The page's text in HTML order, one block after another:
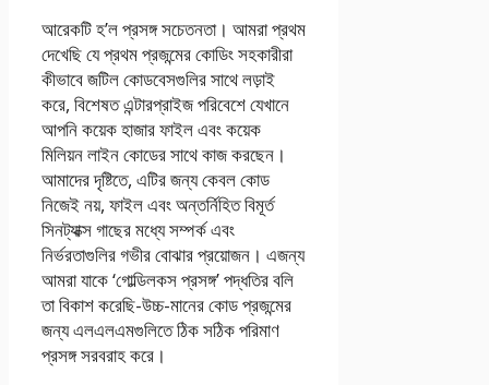
আরেকটি হ’ল প্রসঙ্গ সচেতনতা। আমরা প্রথম
দেখেছি যে প্রথম প্রজন্মের কোডিং সহকারীরা
কীভাবে জটিল কোডবেসগুলির সাথে লড়াই
করে, বিশেষত এন্টারপ্রাইজ পরিবেশে যেখানে
আপনি কয়েক হাজার ফাইল এবং কয়েক
মিলিয়ন লাইন কোডের সাথে কাজ করছেন।
আমাদের দৃষ্টিতে, এটির জন্য কেবল কোড
নিজেই নয়, ফাইল এবং অন্তর্নিহিত বিমূর্ত
সিনট্যাক্স গাছের মধ্যে সম্পর্ক এবং
নির্ভরতাগুলির গভীর বোঝার প্রয়োজন। এজন্য
আমরা যাকে ‘গোল্ডিলকস প্রসঙ্গ’ পদ্ধতির বলি
তা বিকাশ করেছি-উচ্চ-মানের কোড প্রজন্মের
জন্য এলএলএমগুলিতে ঠিক সঠিক পরিমাণ
প্রসঙ্গ সরবরাহ করে।